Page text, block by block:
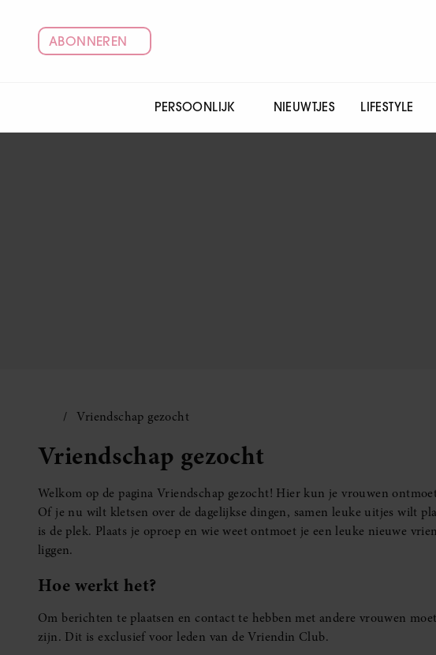
ABONNEREN
PERSOONLIJK NIEUWTJES LIFESTYLE
Vriendschap gezocht
Vriendschap gezocht
Welkom op de pagina Vriendschap gezocht! Hier kun je vrouwen
Of je nu wilt kletsen over de dagelijkse dingen, samen leuke uitjes wilt
is de plek. Plaats je oproep en wie weet ontmoet je een leuke nieuwe
liggen.
Hoe werkt het?
Om berichten te plaatsen en contact te hebben met andere vrouwen
zijn. Dit is exclusief voor leden van de Vriendin Club.